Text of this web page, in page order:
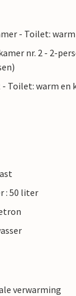
- Toilet:
nr. 2 - 2-
Toilet: warm en
: 50 liter
verwarming